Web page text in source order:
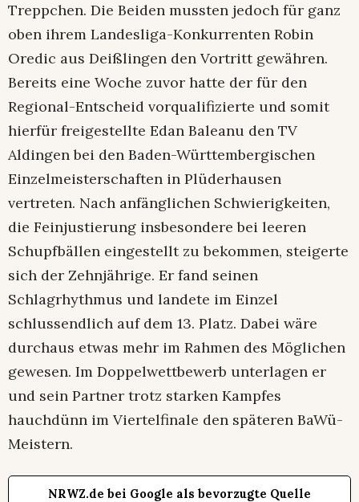
Treppchen. Die Beiden mussten jedoch für ganz
oben ihrem Landesliga-Konkurrenten Robin
Oredic aus Deißlingen den Vortritt gewähren.
Bereits eine Woche zuvor hatte der für den
Regional-Entscheid vorqualifizierte und somit
hierfür freigestellte Edan Baleanu den TV
Aldingen bei den Baden-Württembergischen
Einzelmeisterschaften in Plüderhausen
vertreten. Nach anfänglichen Schwierigkeiten,
die Feinjustierung insbesondere bei leeren
Schupfbällen eingestellt zu bekommen, steigerte
sich der Zehnjährige. Er fand seinen
Schlagrhythmus und landete im Einzel
schlussendlich auf dem 13. Platz. Dabei wäre
durchaus etwas mehr im Rahmen des Möglichen
gewesen. Im Doppelwettbewerb unterlagen er
und sein Partner trotz starken Kampfes
hauchdünn im Viertelfinale den späteren BaWü-
Meistern.
NRWZ.de bei Google als bevorzugte Quelle